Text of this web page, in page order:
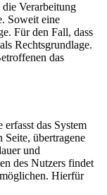
Verarbeitung
Soweit eine
Für den Fall, dass
Rechtsgrundlage.
das
das System
übertragene
und
des Nutzers findet
Hierfür